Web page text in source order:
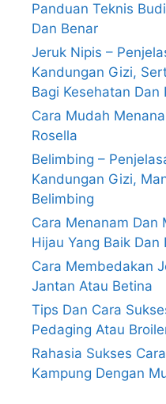
Panduan Teknis
Dan Benar
Jeruk Nipis –
Kandungan Gizi,
Bagi Kesehatan Dan
Cara Mudah
Rosella
Belimbing –
Kandungan Gizi,
Belimbing
Cara Menanam Dan
Hijau Yang Baik Dan
Cara Membedakan
Jantan Atau Betina
Tips Dan Cara
Pedaging Atau
Rahasia Sukses
Kampung Dengan